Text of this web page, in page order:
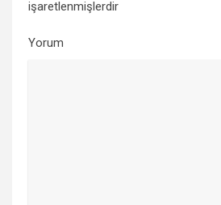
işaretlenmişlerdir
Yorum